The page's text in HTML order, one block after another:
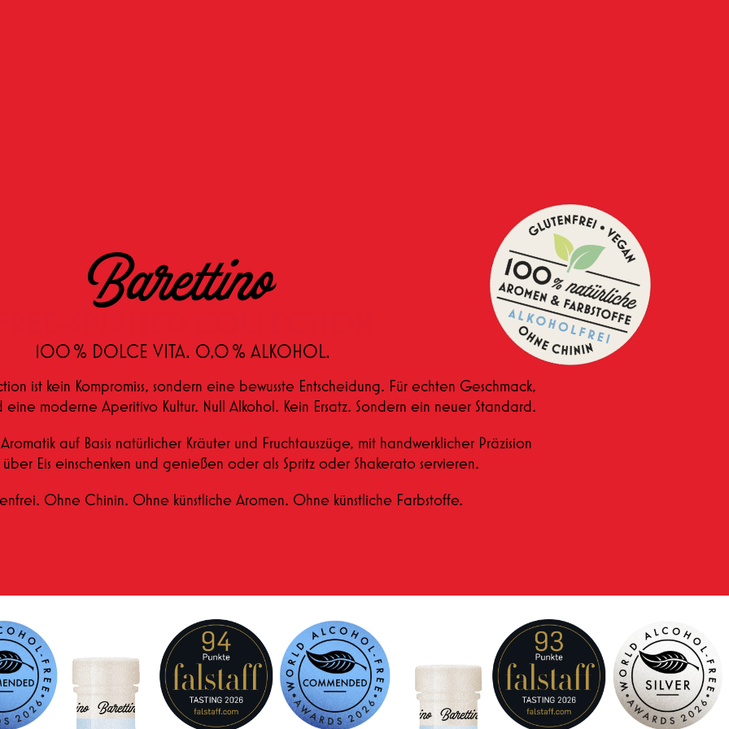
100 % DOLCE VITA. 0,0 % ALKOHOL.
ist kein Kompromiss, sondern eine bewusste Entscheidung. Für echten Geschmack,
moderne Aperitivo Kultur. Null Alkohol. Kein Ersatz. Sondern ein neuer Standard.
auf Basis natürlicher Kräuter und Fruchtauszüge, mit handwerklicher Präzision
Eis einschenken und genießen oder als Spritz oder Shakerato servieren.
Ohne Chinin. Ohne künstliche Aromen. Ohne künstliche Farbstoffe.